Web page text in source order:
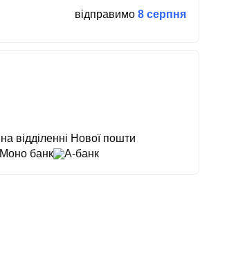
відправимо 8 серпня
на відділенні Нової пошти
Моно банк А-банк